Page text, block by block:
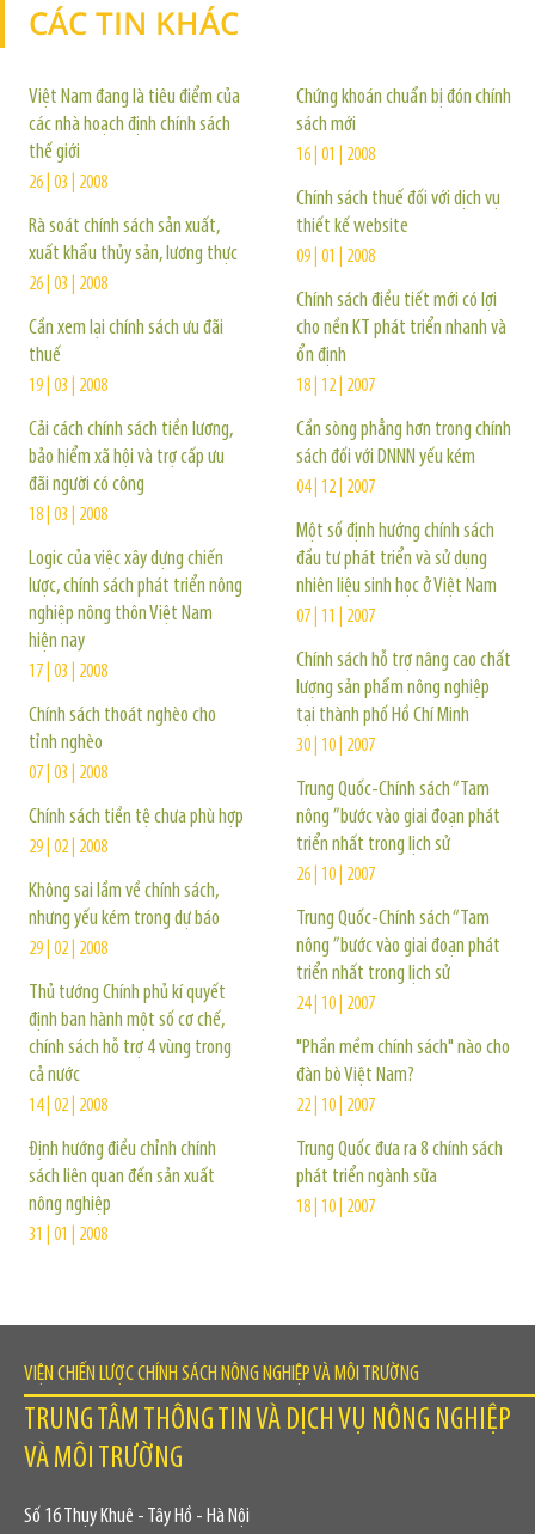
CÁC TIN KHÁC
Việt Nam đang là tiêu điểm của
các nhà hoạch định chính sách
thế giới
26 | 03 | 2008
Rà soát chính sách sản xuất,
xuất khẩu thủy sản, lương thực
26 | 03 | 2008
Cần xem lại chính sách ưu đãi
thuế
19 | 03 | 2008
Cải cách chính sách tiền lương,
bảo hiểm xã hội và trợ cấp ưu
đãi người có công
18 | 03 | 2008
Logic của việc xây dựng chiến
lược, chính sách phát triển nông
nghiệp nông thôn Việt Nam
hiện nay
17 | 03 | 2008
Chính sách thoát nghèo cho
tỉnh nghèo
07 | 03 | 2008
Chính sách tiền tệ chưa phù hợp
29 | 02 | 2008
Không sai lầm về chính sách,
nhưng yếu kém trong dự báo
29 | 02 | 2008
Thủ tướng Chính phủ kí quyết
định ban hành một số cơ chế,
chính sách hỗ trợ 4 vùng trong
cả nước
14 | 02 | 2008
Định hướng điều chỉnh chính
sách liên quan đến sản xuất
nông nghiệp
31 | 01 | 2008
Chứng khoán chuẩn bị đón chính
sách mới
16 | 01 | 2008
Chính sách thuế đối với dịch vụ
thiết kế website
09 | 01 | 2008
Chính sách điều tiết mới có lợi
cho nền KT phát triển nhanh và
ổn định
18 | 12 | 2007
Cần sòng phẳng hơn trong chính
sách đối với DNNN yếu kém
04 | 12 | 2007
Một số định hướng chính sách
đầu tư phát triển và sử dụng
nhiên liệu sinh học ở Việt Nam
07 | 11 | 2007
Chính sách hỗ trợ nâng cao chất
lượng sản phẩm nông nghiệp
tại thành phố Hồ Chí Minh
30 | 10 | 2007
Trung Quốc-Chính sách “Tam
nông ”bước vào giai đoạn phát
triển nhất trong lịch sử
26 | 10 | 2007
Trung Quốc-Chính sách “Tam
nông ”bước vào giai đoạn phát
triển nhất trong lịch sử
24 | 10 | 2007
"Phần mềm chính sách" nào cho
đàn bò Việt Nam?
22 | 10 | 2007
Trung Quốc đưa ra 8 chính sách
phát triển ngành sữa
18 | 10 | 2007
VIỆN CHIẾN LƯỢC CHÍNH SÁCH NÔNG NGHIỆP VÀ MÔI TRƯỜNG
TRUNG TÂM THÔNG TIN VÀ DỊCH VỤ NÔNG NGHIỆP
VÀ MÔI TRƯỜNG
Số 16 Thụy Khuê - Tây Hồ - Hà Nội